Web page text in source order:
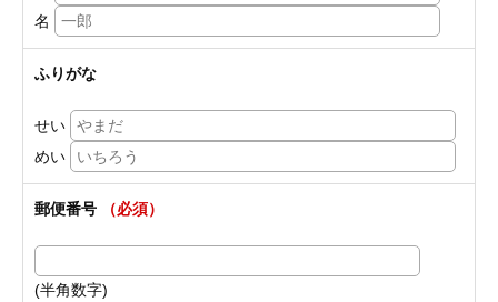
名
ふりがな
せい
めい
郵便番号 （必須）
(半角数字)